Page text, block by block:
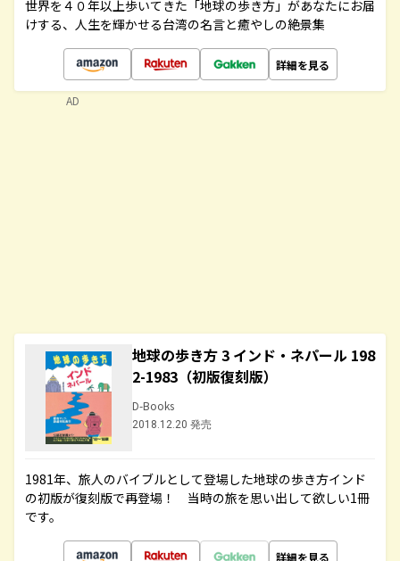
世界を４０年以上歩いてきた「地球の歩き方」があなたにお届
けする、人生を輝かせる台湾の名言と癒やしの絶景集
詳細を見る
地球の歩き方 3 インド・ネパール 198
2-1983（初版復刻版）
D-Books
2018.12.20 発売
1981年、旅人のバイブルとして登場した地球の歩き方インド
の初版が復刻版で再登場！ 当時の旅を思い出して欲しい1冊
です。
詳細を見る
AD